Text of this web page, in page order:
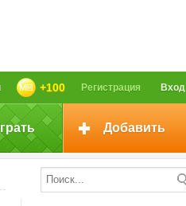
Вход
Регистрация
+100
Добавить